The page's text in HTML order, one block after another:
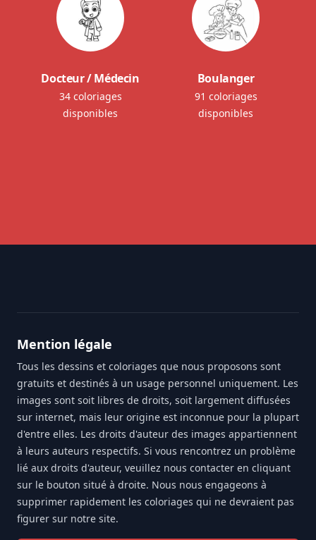
Docteur / Médecin
34 coloriages
disponibles
Boulanger
91 coloriages
disponibles
Mention légale
Tous les dessins et coloriages que nous proposons sont
gratuits et destinés à un usage personnel uniquement. Les
images sont soit libres de droits, soit largement diffusées
sur internet, mais leur origine est inconnue pour la plupart
d'entre elles. Les droits d'auteur des images appartiennent
à leurs auteurs respectifs. Si vous rencontrez un problème
lié aux droits d'auteur, veuillez nous contacter en cliquant
sur le bouton situé à droite. Nous nous engageons à
supprimer rapidement les coloriages qui ne devraient pas
figurer sur notre site.